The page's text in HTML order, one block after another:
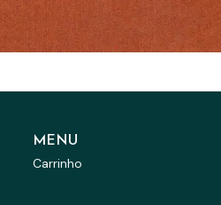
MENU
Carrinho